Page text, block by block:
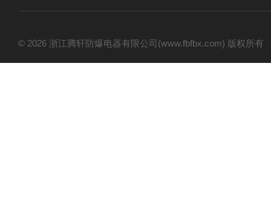
© 2026 浙江腾轩防爆电器有限公司(www.fbfbx.com) 版权所